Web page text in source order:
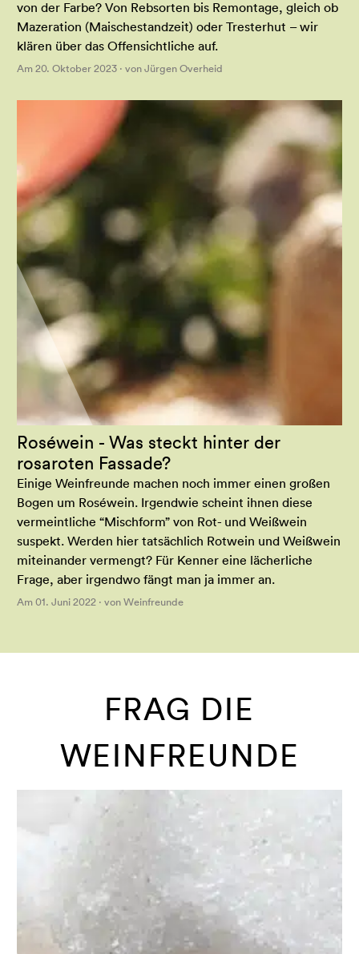
von der Farbe? Von Rebsorten bis Remontage, gleich ob
Mazeration (Maischestandzeit) oder Tresterhut – wir
klären über das Offensichtliche auf.
Am 20. Oktober 2023 · von Jürgen Overheid
Roséwein - Was steckt hinter der
rosaroten Fassade?
Einige Weinfreunde machen noch immer einen großen
Bogen um Roséwein. Irgendwie scheint ihnen diese
vermeintliche “Mischform” von Rot- und Weißwein
suspekt. Werden hier tatsächlich Rotwein und Weißwein
miteinander vermengt? Für Kenner eine lächerliche
Frage, aber irgendwo fängt man ja immer an.
Am 01. Juni 2022 · von Weinfreunde
FRAG DIE
WEINFREUNDE